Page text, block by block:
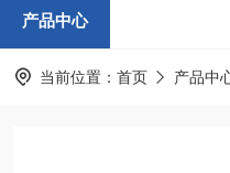
产品中心
当前位置： 首页 产品中